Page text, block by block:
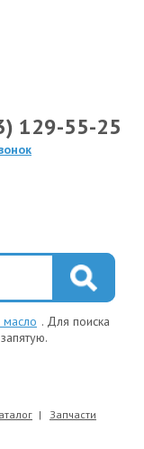
129-55-25
. Для поиска
Запчасти